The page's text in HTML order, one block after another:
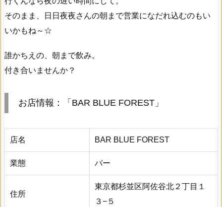
そのまま、日日夜夜さんの朝まで営業になだれ込むのもい
いかもね～☆
誰かちえの、朝まで飲み。
付き合いませんか？
お店情報：「BAR BLUE FOREST」
店名 BAR BLUE FOREST
業態 バー
住所
東京都杉並区阿佐谷北２丁目１
３−５